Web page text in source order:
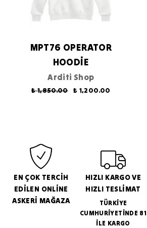
MPT76 OPERATOR
HOODİE
Arditi Shop
₺ 1,850.00 ₺ 1,200.00
EN ÇOK TERCİH
EDİLEN ONLİNE
ASKERİ MAĞAZA
HIZLI KARGO VE
HIZLI TESLİMAT
TÜRKİYE
CUMHURİYETİNDE 81
İLE KARGO